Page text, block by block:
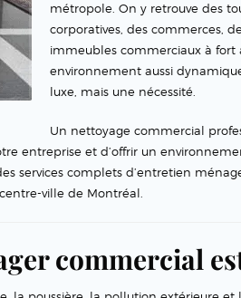
métropole. On y retrouve des
corporatives, des commerces,
immeubles commerciaux à fort
environnement aussi
luxe, mais une nécessité.
Un nettoyage commercial
entreprise et d’offrir un
services complets d’entretien
ville de Montréal.
commercial